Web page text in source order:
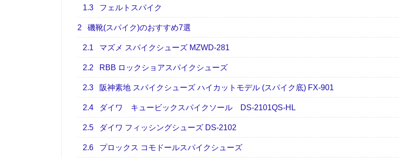
1.3 フェルトスパイク
2 磯靴(スパイク)のおすすめ7選
2.1 マズメ スパイクシューズ MZWD-281
2.2 RBB ロックショアスパイクシューズ
2.3 阪神素地 スパイクシューズ ハイカットモデル (スパイク底) FX-901
2.4 ダイワ キュービックスパイクソール DS‐2101QS‐HL
2.5 ダイワ フィッシングシューズ DS-2102
2.6 プロックス コモドールスパイクシューズ